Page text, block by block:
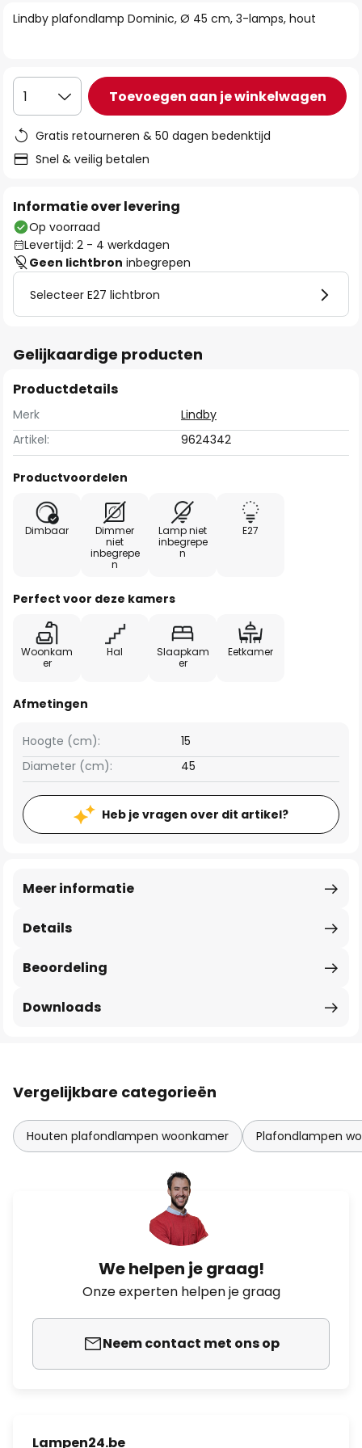
de
Lindby plafondlamp Dominic, Ø 45 cm, 3-lamps, hout
1 Toevoegen aan je winkelwagen
Gratis retourneren & 50 dagen bedenktijd
Snel & veilig betalen
Informatie over levering
Op voorraad
Levertijd: 2 - 4 werkdagen
Geen lichtbron inbegrepen
Selecteer E27 lichtbron
Gelijkaardige producten
Productdetails
Merk
Lindby
Artikel:
9624342
Productvoordelen
Dimbaar
Dimmer
niet
inbegrepe
n
Lamp niet
inbegrepe
n
E27
Perfect voor deze kamers
Woonkam
er
Hal
Slaapkam
er
Eetkamer
Afmetingen
Hoogte (cm):
15
Diameter (cm):
45
Heb je vragen over dit artikel?
Details
Meer informatie
Beoordeling
Downloads
Vergelijkbare categorieën
Houten plafondlampen woonkamer Plafondlampen
We helpen je graag!
Onze experten helpen je graag
Neem contact met ons op
Lampen24.be